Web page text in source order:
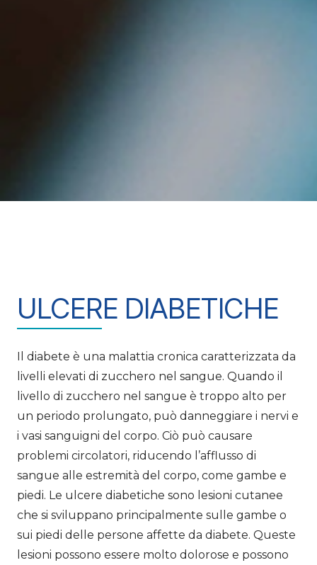
ULCERE DIABETICHE
Il diabete è una malattia cronica caratterizzata da
livelli elevati di zucchero nel sangue. Quando il
livello di zucchero nel sangue è troppo alto per
un periodo prolungato, può danneggiare i nervi e
i vasi sanguigni del corpo. Ciò può causare
problemi circolatori, riducendo l’afflusso di
sangue alle estremità del corpo, come gambe e
piedi. Le ulcere diabetiche sono lesioni cutanee
che si sviluppano principalmente sulle gambe o
sui piedi delle persone affette da diabete. Queste
lesioni possono essere molto dolorose e possono